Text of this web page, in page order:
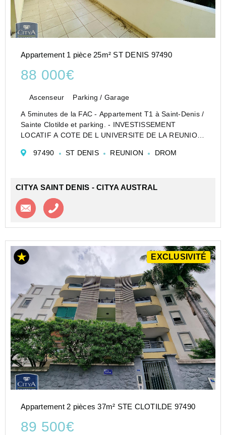
Appartement 1 pièce 25m² ST DENIS 97490
88 000€
Ascenseur Parking / Garage
A 5minutes de la FAC - Appartement T1 à Saint-Denis /
Sainte Clotilde et parking. - INVESTISSEMENT
LOCATIF A COTE DE L UNIVERSITE DE LA REUNION
Réunion, cet appartement de type STUDIO, au second
97490 ST DENIS REUNION DROM
CITYA SAINT DENIS - CITYA AUSTRAL
Contacter l'agence
EXCLUSIVITÉ
Appartement 2 pièces 37m² STE CLOTILDE 97490
89 500€